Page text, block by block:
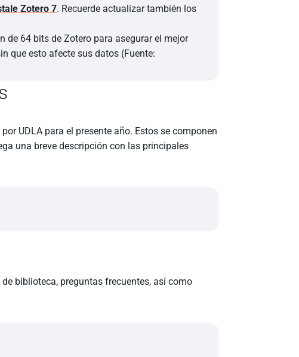
Zotero 7. Recuerde actualizar también los
de 64 bits de Zotero para asegurar el mejor
que esto afecte sus datos (Fuente:
UDLA para el presente año. Estos se componen
una breve descripción con las principales
biblioteca, preguntas frecuentes, así como